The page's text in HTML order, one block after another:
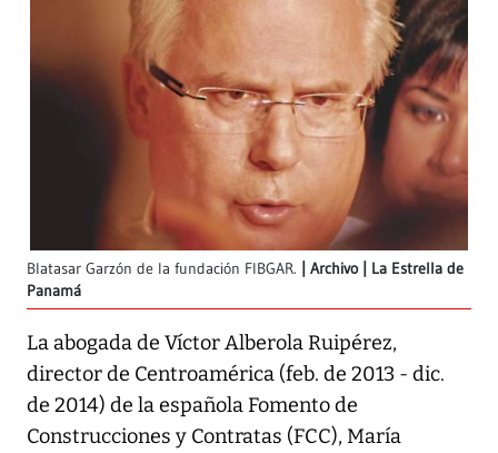
Blatasar Garzón de la fundación FIBGAR.
Archivo | La Estrella de
Panamá
La abogada de Víctor Alberola Ruipérez,
director de Centroamérica (feb. de 2013 - dic.
de 2014) de la española Fomento de
Construcciones y Contratas (FCC), María